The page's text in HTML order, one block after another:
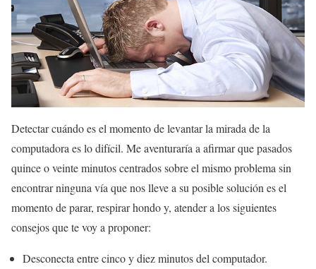
Detectar cuándo es el momento de levantar la mirada de la
computadora es lo difícil. Me aventuraría a afirmar que pasados
quince o veinte minutos centrados sobre el mismo problema sin
encontrar ninguna vía que nos lleve a su posible solución es el
momento de parar, respirar hondo y, atender a los siguientes
consejos que te voy a proponer:
Desconecta entre cinco y diez minutos del computador.